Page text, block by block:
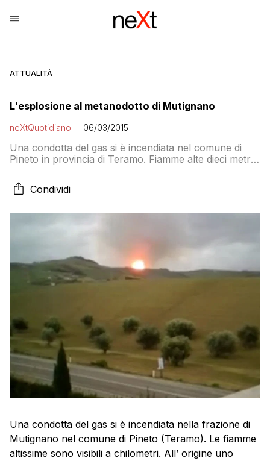
ATTUALITÀ
L'esplosione al metanodotto di Mutignano
neXtQuotidiano 06/03/2015
Una condotta del gas si è incendiata nel comune di
Pineto in provincia di Teramo. Fiamme alte dieci metri,
Condividi
Una condotta del gas si è incendiata nella frazione di
Mutignano nel comune di Pineto (Teramo). Le fiamme
altissime sono visibili a chilometri. All’ origine uno